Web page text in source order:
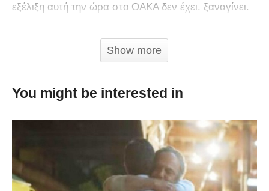
εξέλιξη αυτή την ώρα στο ΟΑΚΑ δεν έχει. ξαναγίνει.
φορές και αν το δεις, δεν θα το πιστεύεις. Δεν θα
πιστεύεις ότι έχασε τέτοιο γκολ με κανέναν τρόπο.
θεωρούσαν τον Αραούχο τερματοφύλακα ή στην
Show more
You might be interested in